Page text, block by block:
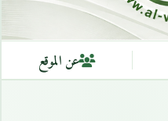
عن الموقع